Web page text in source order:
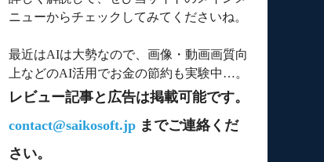
ニューからチェックしてみてくださいね。
最近はAIは大勢なので、画像・動画画質向
上などのAI活用でお金の節約も実験中…。
レビュー記事と広告は掲載可能です。
contact@saikosoft.jp までご連絡くだ
さい。